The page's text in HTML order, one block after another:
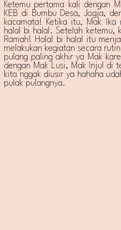
Ketemu pertama kali dengan
KEB di Bumbu Desa, Jogja,
kacamata! Ketika itu, Mak Ika
halal bi halal. Setelah ketemu,
Ramah! Halal bi halal itu
melakukan kegiatan secara
pulang paling akhir ya Mak
dengan Mak Lusi, Mak Injul di
kita nggak diusir ya hahaha
pulak pulangnya.